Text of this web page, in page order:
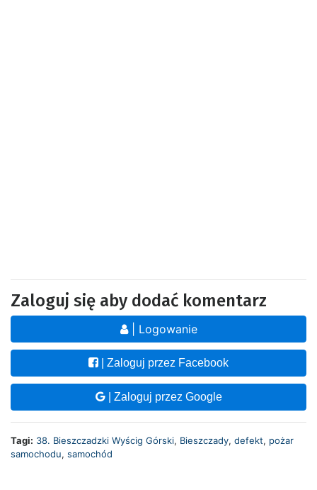
Zaloguj się aby dodać komentarz
| Logowanie
| Zaloguj przez Facebook
| Zaloguj przez Google
Tagi: 38. Bieszczadzki Wyścig Górski, Bieszczady, defekt, pożar
samochodu, samochód